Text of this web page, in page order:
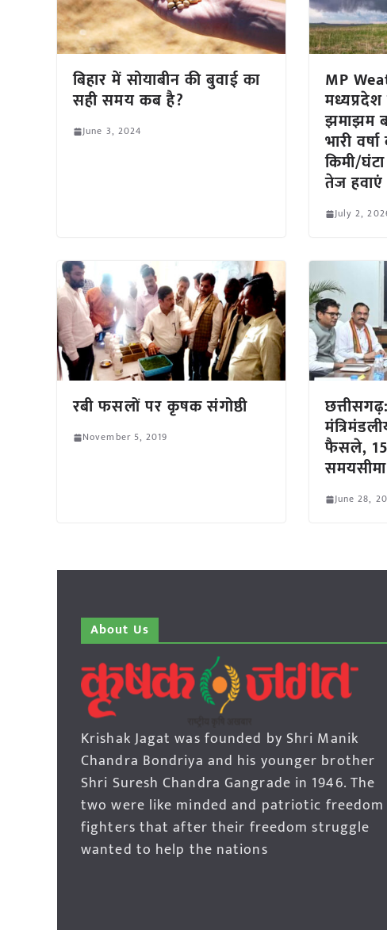
बिहार में सोयाबीन की बुवाई का
सही समय कब है?
June 3, 2024
MP
झमाझम
भारी
किमी/
तेज हवाएं
July 2,
रबी फसलों पर कृषक संगोष्ठी
November 5, 2019 फैसले,
June 28,
About Us
Krishak Jagat was founded by Shri Manik
Chandra Bondriya and his younger brother
Shri Suresh Chandra Gangrade in 1946. The
two were like minded and patriotic freedom
fighters that after their freedom struggle
wanted to help the nations